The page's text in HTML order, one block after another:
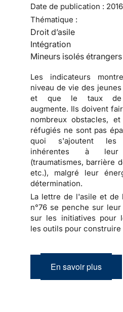
Date de publication : 2016
Thématique :
Droit d’asile
Intégration
Mineurs isolés étrangers
Les indicateurs
niveau de vie des
et que le taux de
augmente. Ils doivent
nombreux obstacles,
réfugiés ne sont pas
quoi s'ajoutent les
inhérentes à leur
(traumatismes, barrière
etc.), malgré leur
détermination.
La lettre de l'asile et de
n°76 se penche sur
sur les initiatives pour
les outils pour construire
En savoir plus